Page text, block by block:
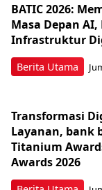
Berita Utama
BATIC 2026:
Masa Depan
Infrastruktur
Transformasi
Layanan, bank
Titanium
Awards 2026